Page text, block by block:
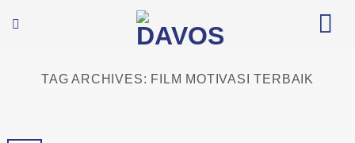
TAG ARCHIVES: FILM MOTIVASI TERBAIK